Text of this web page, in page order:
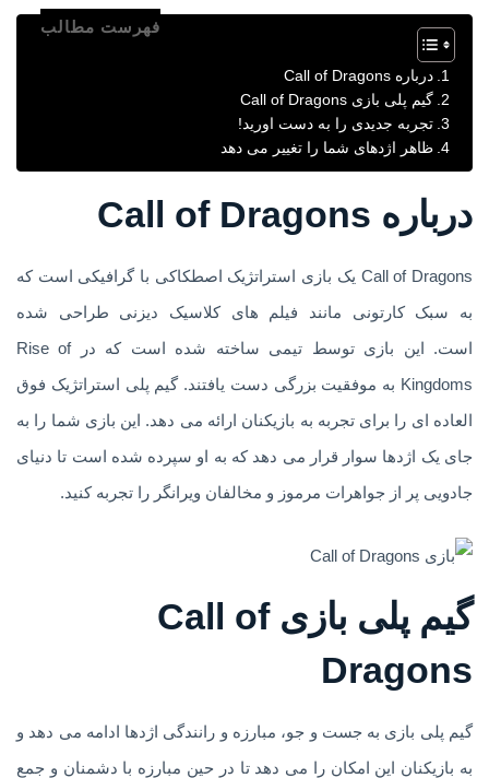
فهرست مطالب
درباره Call of Dragons
گیم پلی بازی Call of Dragons
تجربه جدیدی را به دست اورید!
ظاهر اژدهای شما را تغییر می دهد
درباره Call of Dragons
Call of Dragons یک بازی استراتژیک اصطکاکی با گرافیکی است که
به سبک کارتونی مانند فیلم های کلاسیک دیزنی طراحی شده
است. این بازی توسط تیمی ساخته شده است که در Rise of
Kingdoms به موفقیت بزرگی دست یافتند. گیم پلی استراتژیک فوق
العاده ای را برای تجربه به بازیکنان ارائه می دهد. این بازی شما را به
جای یک اژدها سوار قرار می دهد که به او سپرده شده است تا دنیای
جادویی پر از جواهرات مرموز و مخالفان ویرانگر را تجربه کنید.
گیم پلی بازی Call of
Dragons
گیم پلی بازی به جست و جو، مبارزه و رانندگی اژدها ادامه می دهد و
به بازیکنان این امکان را می دهد تا در حین مبارزه با دشمنان و جمع